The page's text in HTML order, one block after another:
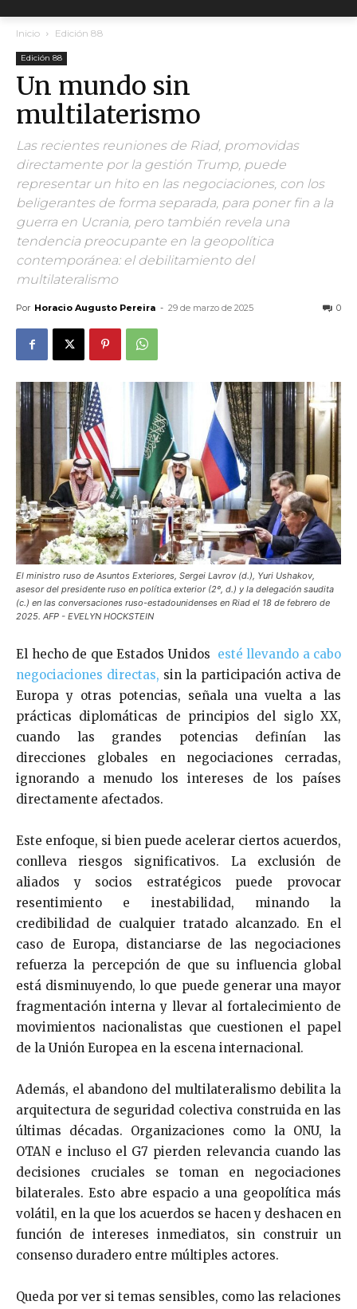
Inicio Edición 88
Edición 88
Un mundo sin
multilaterismo
Las recientes reuniones de Riad, promovidas
directamente por la gestión Trump, puede
representar un hito en las negociaciones, con los
beligerantes de forma separada, para poner fin a la
guerra en Ucrania, pero también revela una
tendencia preocupante en la geopolítica
contemporánea: el debilitamiento del
multilateralismo
Por Horacio Augusto Pereira - 29 de marzo de 2025 0
El ministro ruso de Asuntos Exteriores, Sergei Lavrov (d.), Yuri Ushakov,
asesor del presidente ruso en política exterior (2º, d.) y la delegación saudita
(c.) en las conversaciones ruso-estadounidenses en Riad el 18 de febrero de
2025. AFP - EVELYN HOCKSTEIN
El hecho de que Estados Unidos esté llevando a cabo
negociaciones directas, sin la participación activa de
Europa y otras potencias, señala una vuelta a las
prácticas diplomáticas de principios del siglo XX,
cuando las grandes potencias definían las
direcciones globales en negociaciones cerradas,
ignorando a menudo los intereses de los países
directamente afectados.
Este enfoque, si bien puede acelerar ciertos acuerdos,
conlleva riesgos significativos. La exclusión de
aliados y socios estratégicos puede provocar
resentimiento e inestabilidad, minando la
credibilidad de cualquier tratado alcanzado. En el
caso de Europa, distanciarse de las negociaciones
refuerza la percepción de que su influencia global
está disminuyendo, lo que puede generar una mayor
fragmentación interna y llevar al fortalecimiento de
movimientos nacionalistas que cuestionen el papel
de la Unión Europea en la escena internacional.
Además, el abandono del multilateralismo debilita la
arquitectura de seguridad colectiva construida en las
últimas décadas. Organizaciones como la ONU, la
OTAN e incluso el G7 pierden relevancia cuando las
decisiones cruciales se toman en negociaciones
bilaterales. Esto abre espacio a una geopolítica más
volátil, en la que los acuerdos se hacen y deshacen en
función de intereses inmediatos, sin construir un
consenso duradero entre múltiples actores.
Queda por ver si temas sensibles, como las relaciones